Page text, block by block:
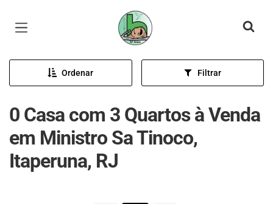
Página inicial
Ordenar Filtrar
0 Casa com 3 Quartos à Venda
em Ministro Sa Tinoco,
Itaperuna, RJ